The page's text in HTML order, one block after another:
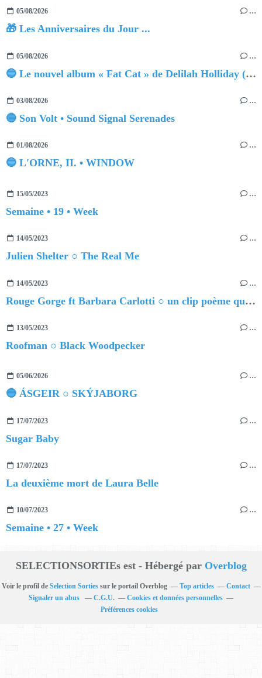
05/08/2026 …
🎁 Les Anniversaires du Jour ...
05/08/2026 …
🔵 Le nouvel album « Fat Cat » de Delilah Holliday (sortie le 30 Octobre 2026)
03/08/2026 …
🔵 Son Volt • Sound Signal Serenades
01/08/2026 …
🔵 L'ORNE, II. • WINDOW
15/05/2023 …
Semaine • 19 • Week
14/05/2023 …
Julien Shelter ○ The Real Me
14/05/2023 …
Rouge Gorge ft Barbara Carlotti ○ un clip poème qui réinvente l'amour
13/05/2023 …
Roofman ○ Black Woodpecker
05/06/2026 …
🔵 ÁSGEIR ○ SKÝJABORG
17/07/2023 …
Sugar Baby
17/07/2023 …
La deuxième mort de Laura Belle
10/07/2023 …
Semaine • 27 • Week
SELECTIONSORTIEs est - Hébergé par Overblog
Voir le profil de Selection Sortiessur le portail Overblog Top articles
Contact
Signaler un abus
C.G.U.
Cookies et données personnelles
Préférences cookies